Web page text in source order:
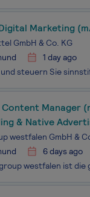
Marketing
GmbH & Co. KG
1 day ago
Manager
& Native
westfalen GmbH &
6 days ago